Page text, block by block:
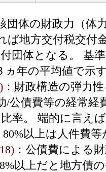
団体の財政力（体
ば地方交付税交付
団体となる。 基
ヵ年の平均値で示
：財政構造の弾力
/公債費等の経常経
率。 端的に言え
以上は人件費
：公債費による
以上だと地方債